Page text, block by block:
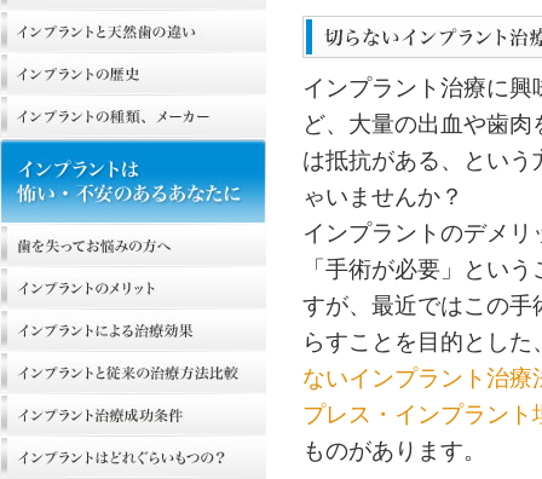
インプラント治療に興
ど、大量の出血や歯肉
は抵抗がある、という
ゃいませんか？
インプラントのデメリ
「手術が必要」とい
すが、最近ではこの手
らすことを目的とした
ないインプラント治療
プレス・インプラント
ものがあります。